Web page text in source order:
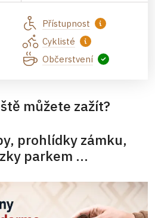
Přístupnost
Cyklisté
Občerstvení
můžete zažít?
prohlídky zámku,
parkem ...